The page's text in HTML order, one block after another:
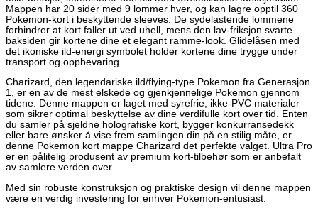
Mappen har 20 sider med 9 lommer hver, og kan lagre opptil 360
Pokemon-kort i beskyttende sleeves. De sydelastende lommene
forhindrer at kort faller ut ved uhell, mens den lav-friksjon svarte
baksiden gir kortene dine et elegant ramme-look. Glidelåsen med
det ikoniske ild-energi symbolet holder kortene dine trygge under
transport og oppbevaring.
Charizard, den legendariske ild/flying-type Pokemon fra Generasjon
1, er en av de mest elskede og gjenkjennelige Pokemon gjennom
tidene. Denne mappen er laget med syrefrie, ikke-PVC materialer
som sikrer optimal beskyttelse av dine verdifulle kort over tid. Enten
du samler på sjeldne holografiske kort, bygger konkurransedekk
eller bare ønsker å vise frem samlingen din på en stilig måte, er
denne Pokemon kort mappe Charizard det perfekte valget. Ultra Pro
er en pålitelig produsent av premium kort-tilbehør som er anbefalt
av samlere verden over.
Med sin robuste konstruksjon og praktiske design vil denne mappen
være en verdig investering for enhver Pokemon-entusiast.